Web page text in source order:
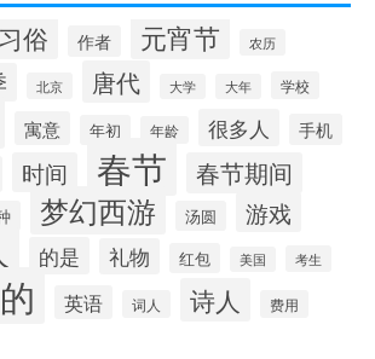
习俗 作者 元宵节 农历
北京 唐代 大学 大年 学校
寓意 年初 年龄 很多人 手机
时间 春节 春节期间
梦幻西游 汤圆 游戏
的是 礼物 红包 美国 考生
英语 词人 诗人 费用